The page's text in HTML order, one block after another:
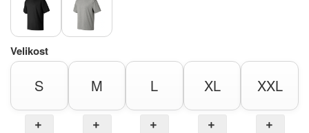
Velikost
S M L XL XXL